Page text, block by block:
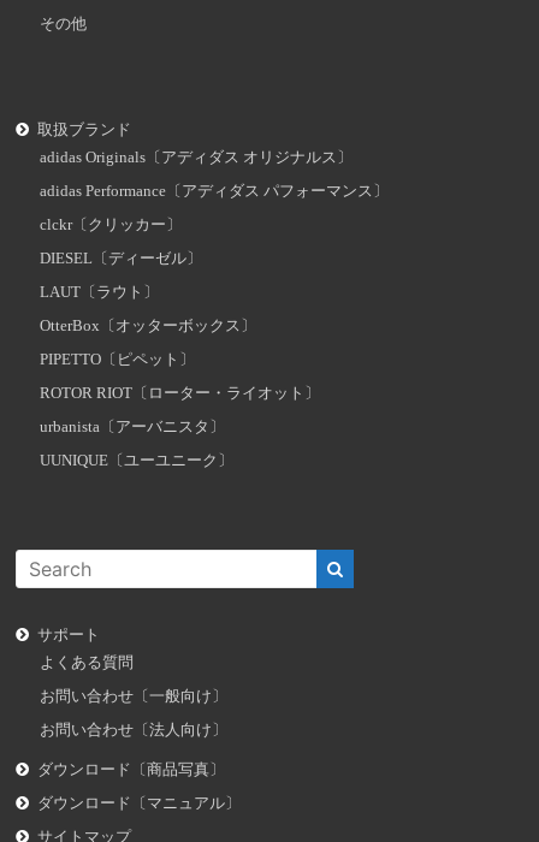
その他
取扱ブランド
adidas Originals〔アディダス オリジナルス〕
adidas Performance〔アディダス パフォーマンス〕
clckr〔クリッカー〕
DIESEL〔ディーゼル〕
LAUT〔ラウト〕
OtterBox〔オッターボックス〕
PIPETTO〔ピペット〕
ROTOR RIOT〔ローター・ライオット〕
urbanista〔アーバニスタ〕
UUNIQUE〔ユーユニーク〕
サポート
よくある質問
お問い合わせ〔一般向け〕
お問い合わせ〔法人向け〕
ダウンロード〔商品写真〕
ダウンロード〔マニュアル〕
サイトマップ